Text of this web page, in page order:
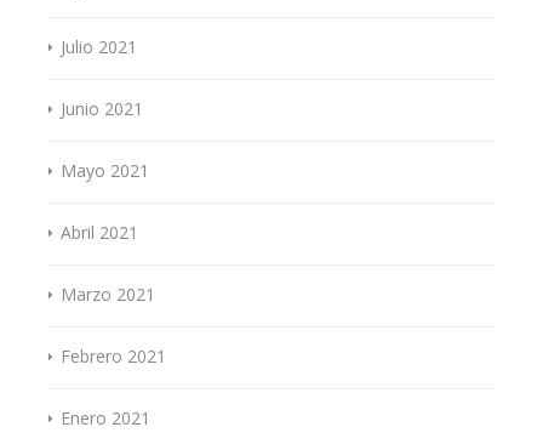
Julio 2021
Junio 2021
Mayo 2021
Abril 2021
Marzo 2021
Febrero 2021
Enero 2021